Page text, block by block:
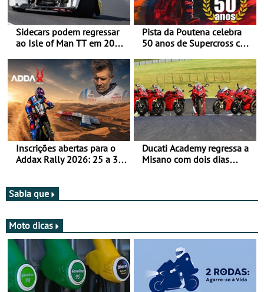
Sidecars podem regressar
ao Isle of Man TT em 2027
Pista da Poutena celebra
50 anos de Supercross com
de agosto
Inscrições abertas para o
Addax Rally 2026: 25 a 30
Bianchi Prata
Ducati Academy regressa a
Misano com dois dias
Circuit
Sabia que
Moto dicas